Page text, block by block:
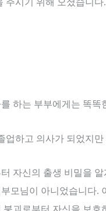
하는 부부에게는 똑똑
업하고 의사가 되었지
자신의 출생 비밀을
모님이 아니었습니다.
괴로부터 자신을 보